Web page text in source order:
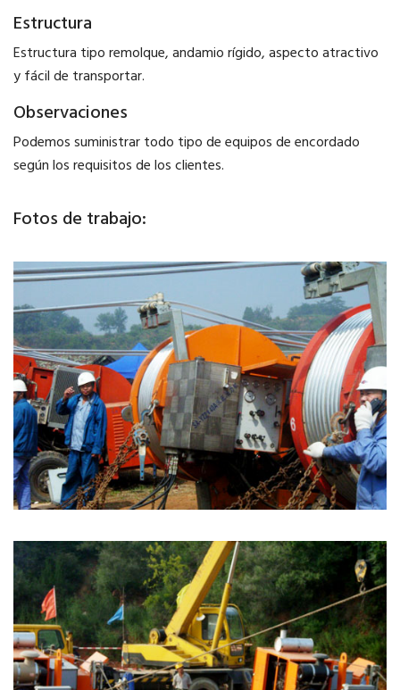
Estructura
Estructura tipo remolque, andamio rígido, aspecto atractivo
y fácil de transportar.
Observaciones
Podemos suministrar todo tipo de equipos de encordado
según los requisitos de los clientes.
Fotos de trabajo: